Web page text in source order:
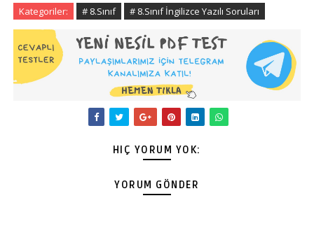
Kategoriler: # 8.Sınıf # 8.Sınıf İngilizce Yazılı Soruları
HIÇ YORUM YOK:
YORUM GÖNDER